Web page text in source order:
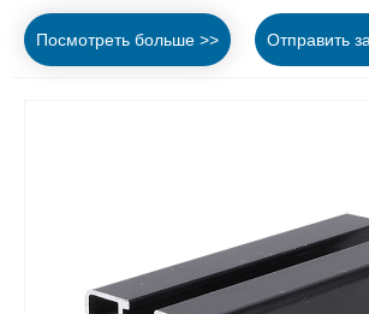
Посмотреть больше >> Отправить